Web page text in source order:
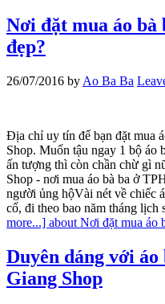
Nơi đặt mua áo
đẹp?
26/07/2016 by Ao Ba Ba
Địa chỉ uy tín để bạn đặt mua
Shop. Muốn tậu ngay 1 bộ áo
ấn tượng thì còn chần chừ gì
Shop - nơi mua áo bà ba ở
người ủng hộVài nét về chiếc
cố, đi theo bao năm tháng
more...] about Nơi đặt mua áo
Duyên dáng với
Giang Shop